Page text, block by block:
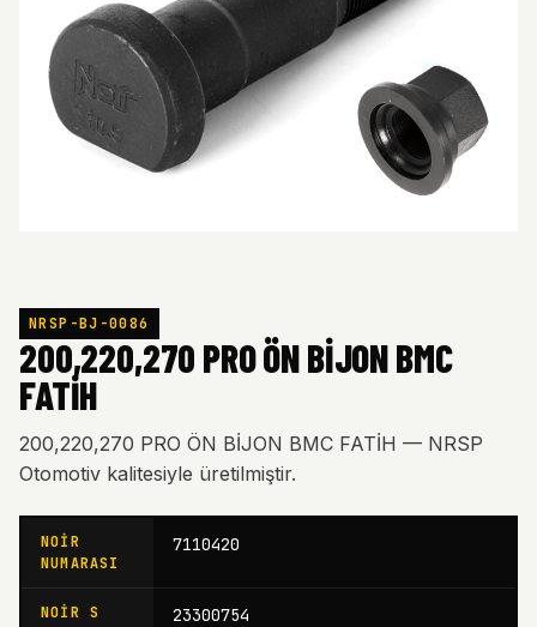
NRSP-BJ-0086
200,220,270 PRO ÖN BİJON BMC
FATİH
200,220,270 PRO ÖN BİJON BMC FATİH — NRSP
Otomotiv kalitesiyle üretilmiştir.
NOIR
NUMARASI
7110420
NOIR S 23300754